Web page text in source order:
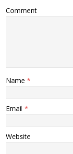
Comment
Name *
Email *
Website